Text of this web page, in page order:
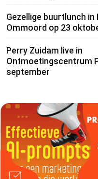
Gezellige buurtlunch
Ommoord op 23
Perry Zuidam live in
Ontmoetingscentrum
september